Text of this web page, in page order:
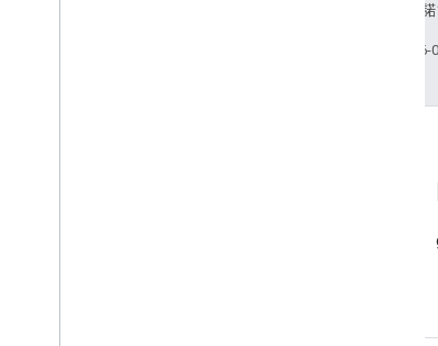
により使用許
最終更新日 2026-